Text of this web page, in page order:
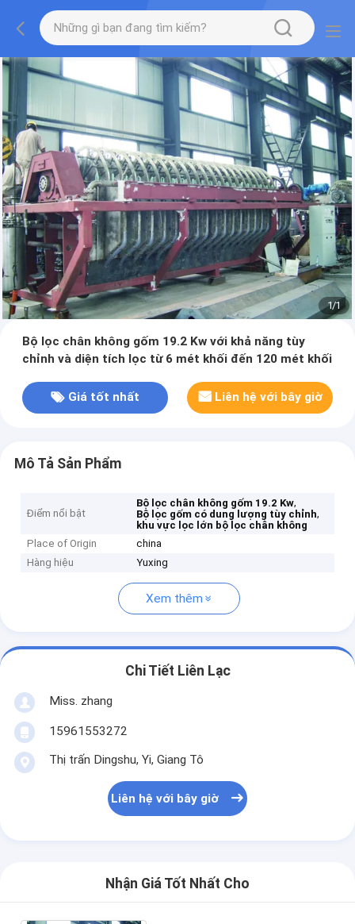
1/1
Bộ lọc chân không gốm 19.2 Kw với khả năng tùy
chỉnh và diện tích lọc từ 6 mét khối đến 120 mét khối
Giá tốt nhất Liên hệ với bây giờ
Mô Tả Sản Phẩm
Điểm nổi bật
Bộ lọc chân không gốm 19.2 Kw,
Bộ lọc gốm có dung lượng tùy chỉnh,
khu vực lọc lớn bộ lọc chân không
Place of Origin
china
Hàng hiệu
Yuxing
Xem thêm
Chi Tiết Liên Lạc
Miss. zhang
15961553272
Thị trấn Dingshu, Yi, Giang Tô
Liên hệ với bây giờ
Nhận Giá Tốt Nhất Cho